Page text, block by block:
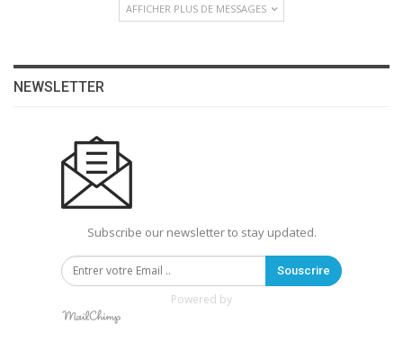
AFFICHER PLUS DE MESSAGES
NEWSLETTER
Subscribe our newsletter to stay updated.
Souscrire
Powered by